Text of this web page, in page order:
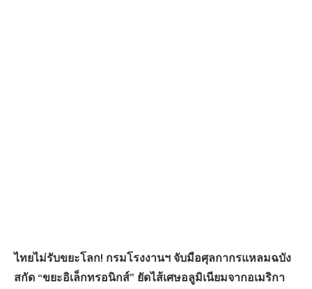
ไทยไม่รับขยะโลก! กรมโรงงานฯ จับมือศุลกากรแหลมฉบัง
สกัด “ขยะอิเล็กทรอนิกส์” ยัดไส้เศษอลูมิเนียมจากอเมริกา